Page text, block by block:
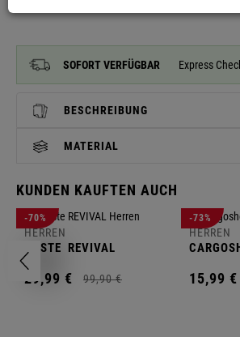
SOFORT VERFÜGBAR Express
BESCHREIBUNG
MATERIAL
KUNDEN KAUFTEN AUCH
-70%
HERREN
WESTE REVIVAL
29,99 € 99,90 €
-73%
HERREN
15,99 €